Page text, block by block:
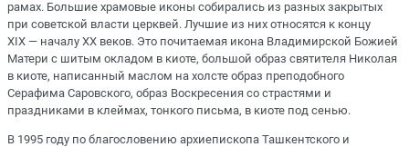
рамах. Большие храмовые иконы собирались из разных закрытых
при советской власти церквей. Лучшие из них относятся к концу
XIX ― началу ХХ веков. Это почитаемая икона Владимирской Божией
Матери с шитым окладом в киоте, большой образ святителя Николая
в киоте, написанный маслом на холсте образ преподобного
Серафима Саровского, образ Воскресения со страстями и
праздниками в клеймах, тонкого письма, в киоте под сенью.
В 1995 году по благословению архиепископа Ташкентского и